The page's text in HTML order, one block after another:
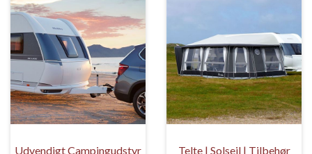
Udvendigt Campingudstyr Telte | Solsejl | Tilbehør